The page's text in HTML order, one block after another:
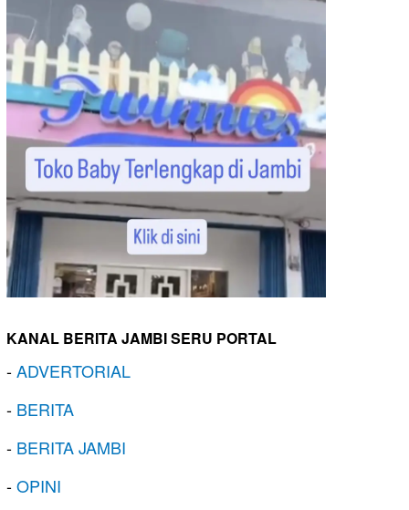
KANAL BERITA JAMBI SERU PORTAL
-ADVERTORIAL
- BERITA
- BERITA JAMBI
-OPINI